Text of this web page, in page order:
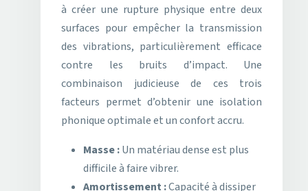
à créer une rupture physique entre deux
surfaces pour empêcher la transmission
des vibrations, particulièrement efficace
contre les bruits d’impact. Une
combinaison judicieuse de ces trois
facteurs permet d’obtenir une isolation
phonique optimale et un confort accru.
Masse :Un matériau dense est plus
difficile à faire vibrer.
Amortissement :Capacité à dissiper